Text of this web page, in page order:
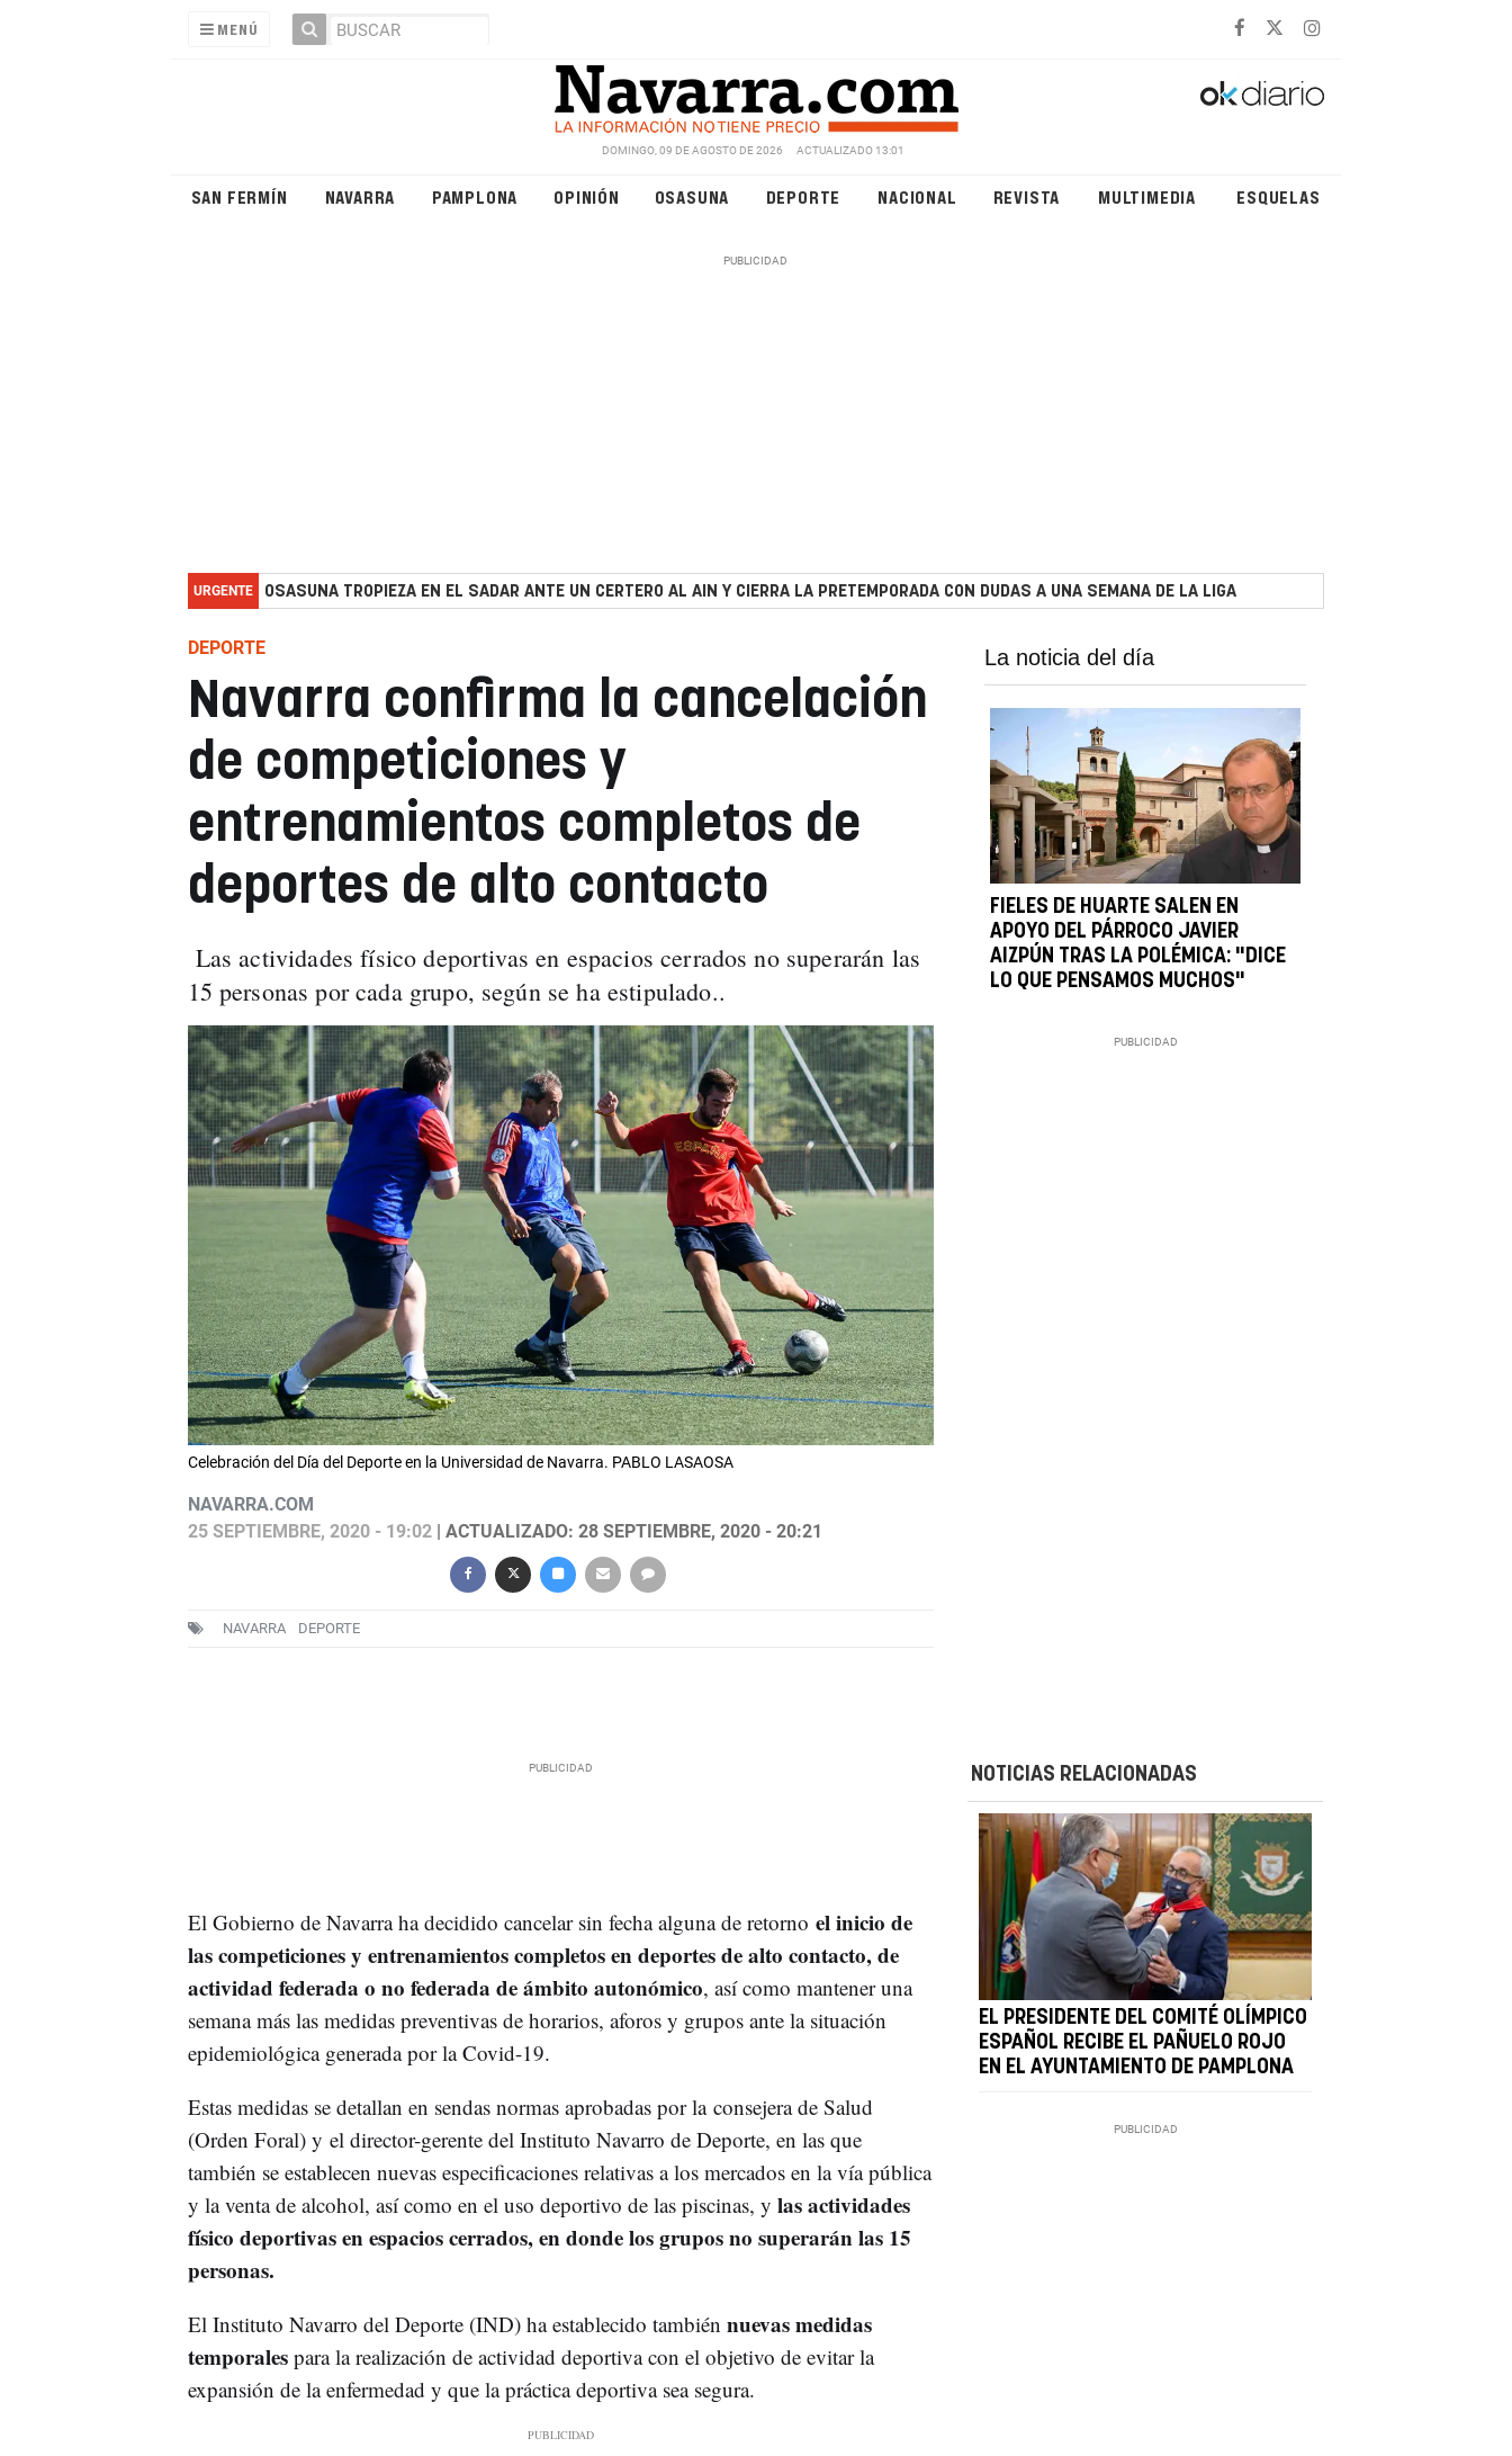
MENÚ
DOMINGO, 09 DE AGOSTO DE 2026 ACTUALIZADO 13:01
SAN FERMÍN NAVARRA PAMPLONA OPINIÓN OSASUNA DEPORTE NACIONAL REVISTA MULTIMEDIA ESQUELAS
URGENTE OSASUNA TROPIEZA EN EL SADAR ANTE UN CERTERO AL AIN Y CIERRA LA PRETEMPORADA CON DUDAS A UNA SEMANA DE LA LIGA
DEPORTE
Navarra confirma la cancelación
de competiciones y
entrenamientos completos de
deportes de alto contacto
Las actividades físico deportivas en espacios cerrados no superarán las
15 personas por cada grupo, según se ha estipulado..
Celebración del Día del Deporte en la Universidad de Navarra. PABLO LASAOSA
NAVARRA.COM
25 SEPTIEMBRE, 2020 - 19:02| ACTUALIZADO: 28 SEPTIEMBRE, 2020 - 20:21
NAVARRA DEPORTE
La noticia del día
FIELES DE HUARTE SALEN EN
APOYO DEL PÁRROCO JAVIER
AIZPÚN TRAS LA POLÉMICA: "DICE
LO QUE PENSAMOS MUCHOS"
El Gobierno de Navarra ha decidido cancelar sin fecha alguna de retorno el inicio de
las competiciones y entrenamientos completos en deportes de alto contacto, de
actividad federada o no federada de ámbito autonómico, así como mantener una
semana más las medidas preventivas de horarios, aforos y grupos ante la situación
epidemiológica generada por la Covid-19.
Estas medidas se detallan en sendas normas aprobadas por la consejera de Salud
(Orden Foral) y el director-gerente del Instituto Navarro de Deporte, en las que
también se establecen nuevas especificaciones relativas a los mercados en la vía pública
y la venta de alcohol, así como en el uso deportivo de las piscinas, y las actividades
físico deportivas en espacios cerrados, en donde los grupos no superarán las 15
personas.
El Instituto Navarro del Deporte (IND) ha establecido también nuevas medidas
temporalespara la realización de actividad deportiva con el objetivo de evitar la
expansión de la enfermedad y que la práctica deportiva sea segura.
NOTICIAS RELACIONADAS
EL PRESIDENTE DEL COMITÉ OLÍMPICO
ESPAÑOL RECIBE EL PAÑUELO ROJO
EN EL AYUNTAMIENTO DE PAMPLONA